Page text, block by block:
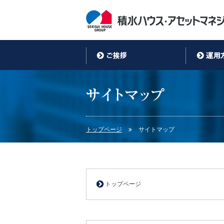
トップページ サイトマップ
トップページ